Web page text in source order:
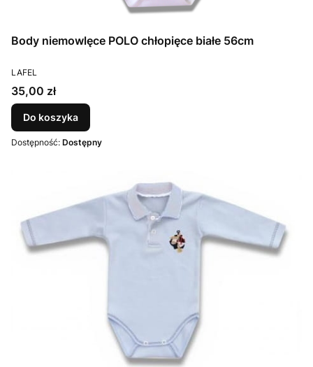
Body niemowlęce POLO chłopięce białe 56cm
PRODUCENT
LAFEL
Cena
35,00 zł
Do koszyka
Dostępność: Dostępny